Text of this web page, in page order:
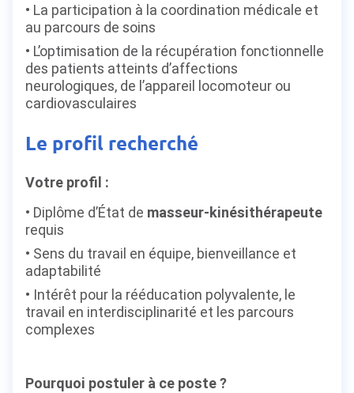
La participation à la coordination médicale et
au parcours de soins
L’optimisation de la récupération fonctionnelle
des patients atteints d’affections
neurologiques, de l’appareil locomoteur ou
cardiovasculaires
Le profil recherché
Votre profil :
Diplôme d’État de masseur-kinésithérapeute
requis
Sens du travail en équipe, bienveillance et
adaptabilité
Intérêt pour la rééducation polyvalente, le
travail en interdisciplinarité et les parcours
complexes
Pourquoi postuler à ce poste ?